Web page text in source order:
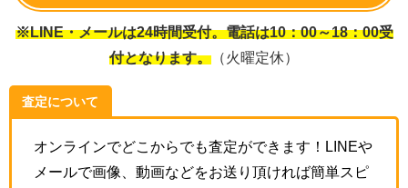
※LINE・メールは24時間受付。電話は10：00～18：00受
付となります。 （火曜定休）
査定について
オンラインでどこからでも査定ができます！LINEや
メールで画像、動画などをお送り頂ければ簡単スピ